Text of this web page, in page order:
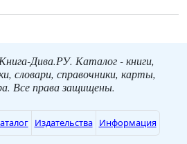
Дива.РУ. Каталог - книги,
словари, справочники, карты,
Все права защищены.
Издательства Информация